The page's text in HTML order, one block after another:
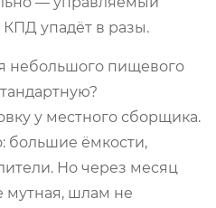
упадёт в разы.
небольшого пищевого
у местного сборщика.
большие ёмкости,
Но через месяц
мутная, шлам не